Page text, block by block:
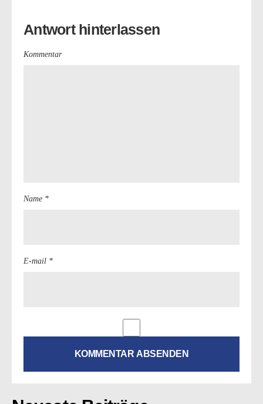
Antwort hinterlassen
Kommentar
Name *
E-mail *